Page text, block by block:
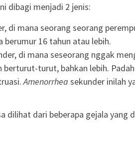
dibagi menjadi 2 jenis:
di mana seorang seorang
berumur 16 tahun atau lebih.
di mana seseorang nggak
berturut-turut, bahkan lebih.
Amenorrhea sekunder inilah
dilihat dari beberapa gejala yang